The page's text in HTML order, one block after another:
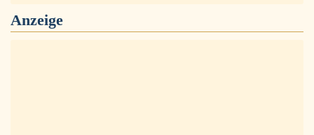
Anzeige